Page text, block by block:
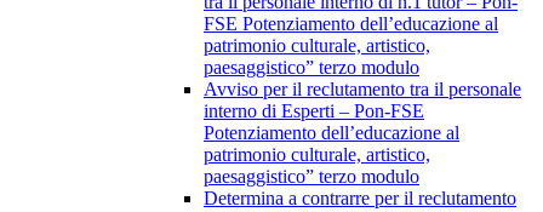
FSE Potenziamento dell’educazione al
patrimonio culturale, artistico,
paesaggistico” terzo modulo
Avviso per il reclutamento tra il personale
interno di Esperti – Pon-FSE
Potenziamento dell’educazione al
patrimonio culturale, artistico,
paesaggistico” terzo modulo
Determina a contrarre per il reclutamento